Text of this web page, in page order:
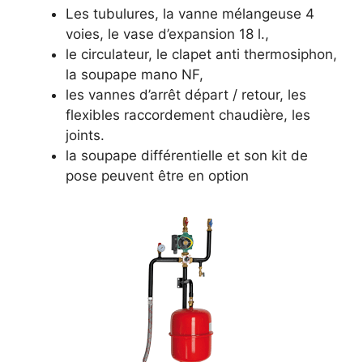
Les tubulures, la vanne mélangeuse 4
voies, le vase d’expansion 18 l.,
le circulateur, le clapet anti thermosiphon,
la soupape mano NF,
les vannes d’arrêt départ / retour, les
flexibles raccordement chaudière, les
joints.
la soupape différentielle et son kit de
pose peuvent être en option